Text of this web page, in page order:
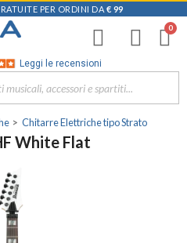
PER ORDINI DA € 99
Leggi le recensioni
Chitarre Elettriche tipo Strato
White Flat